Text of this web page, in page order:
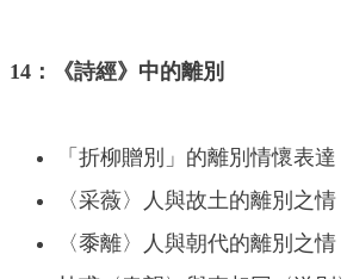
14：《詩經》中的離別
「折柳贈別」的離別情懷表達
〈采薇〉人與故土的離別之情
〈黍離〉人與朝代的離別之情